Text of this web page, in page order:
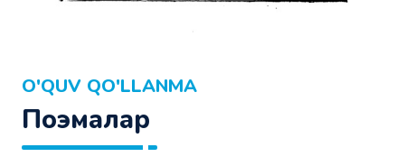
O'QUV QO'LLANMA
Поэмалар